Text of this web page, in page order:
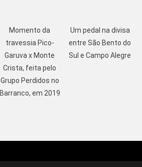
Momento da
travessia Pico-
Garuva x Monte
Crista, feita pelo
Grupo Perdidos no
Barranco, em 2019
Um pedal na divisa
entre São Bento do
Sul e Campo Alegre